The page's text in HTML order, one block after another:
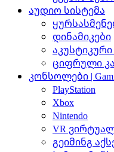
აუდიო სისტემა
დინამიკები
ციფრული
კონსოლები |
PlayStation
Xbox
Nintendo
VR
გეიმინგ